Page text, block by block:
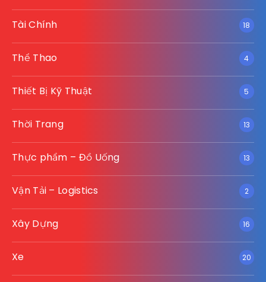
Tài Chính 18
Thể Thao 4
Thiết Bị Kỹ Thuật 5
Thời Trang 13
Thực phẩm – Đồ Uống 13
Vận Tải – Logistics 2
Xây Dựng 16
Xe 20